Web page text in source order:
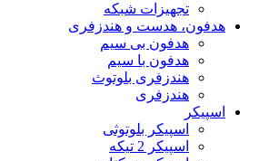
تجهیزات شبکه
هدفون، هدست و هندزفری
هدفون بی سیم
هدفون با سیم
هندزفری بلوتوث
هندزفری
اسپیکر
اسپیکر بلوتوثی
اسپیکر 2 تیکه